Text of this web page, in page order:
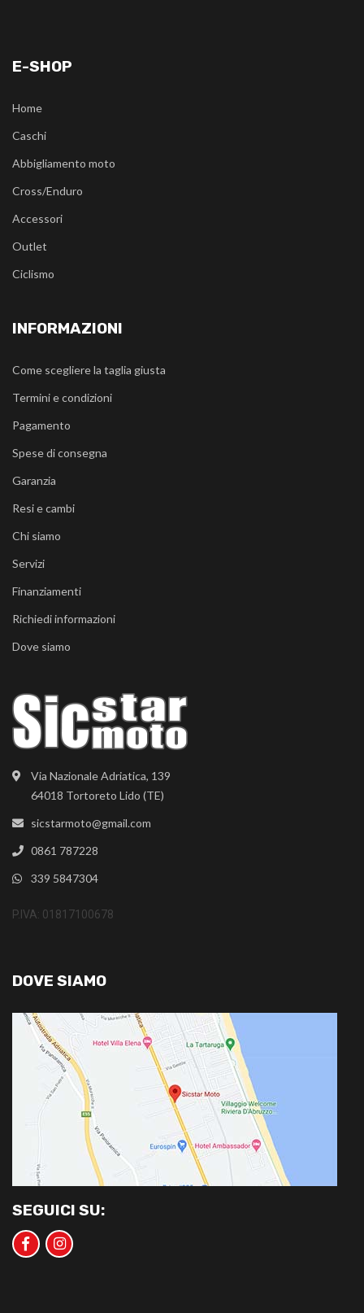
Via Nazionale Adriatica, 139
64018 Tortoreto Lido (TE)
sicstarmoto@gmail.com
0861 787228
339 5847304
P.IVA: 01817100678
E-SHOP
Home
Caschi
Abbigliamento moto
Cross/Enduro
Accessori
Outlet
Ciclismo
INFORMAZIONI
Come scegliere la taglia giusta
Termini e condizioni
Pagamento
Spese di consegna
Garanzia
Resi e cambi
Chi siamo
Servizi
Finanziamenti
Richiedi informazioni
Dove siamo
DOVE SIAMO
SEGUICI SU: